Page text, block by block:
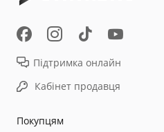
Покупцям
Підтримка онлайн
Кабінет продавця